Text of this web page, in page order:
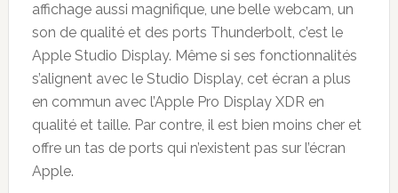
affichage aussi magnifique, une belle webcam, un
son de qualité et des ports Thunderbolt, c’est le
Apple Studio Display. Même si ses fonctionnalités
s’alignent avec le Studio Display, cet écran a plus
en commun avec l’Apple Pro Display XDR en
qualité et taille. Par contre, il est bien moins cher et
offre un tas de ports qui n’existent pas sur l’écran
Apple.